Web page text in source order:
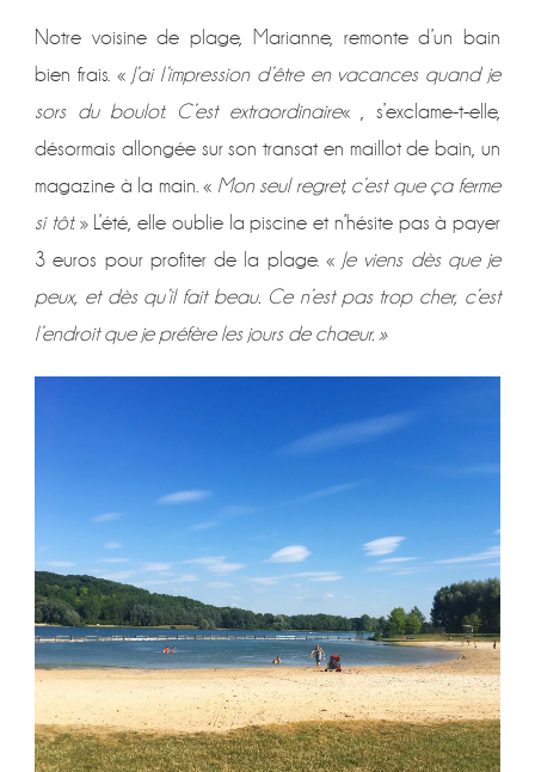
Notre voisine de plage, Marianne, remonte d’un bain
bien frais. « J’ai l’impression d’être en vacances quand je
sors du boulot. C’est extraordinaire« , s’exclame-t-elle,
désormais allongée sur son transat en maillot de bain, un
magazine à la main. « Mon seul regret, c’est que ça ferme
si tôt.» L’été, elle oublie la piscine et n’hésite pas à payer
3 euros pour profiter de la plage. « Je viens dès que je
peux, et dès qu’il fait beau. Ce n’est pas trop cher, c’est
l’endroit que je préfère les jours de chaeur. »